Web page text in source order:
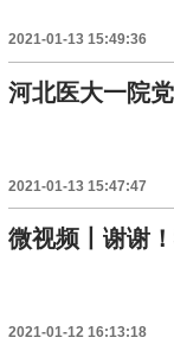
2021-01-13 15:49:36
河北医大一院
2021-01-13 15:47:47
微视频丨谢谢
2021-01-12 16:13:18